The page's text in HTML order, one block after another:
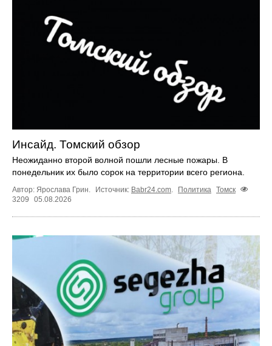
Инсайд. Томский обзор
Неожиданно второй волной пошли лесные пожары. В
понедельник их было сорок на территории всего региона.
Автор: Ярослава Грин. Источник: Babr24.com. Политика Томск
3209
05.08.2026